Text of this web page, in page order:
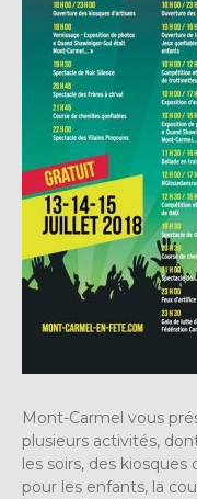
Mont-Carmel vous
plusieurs activités,
les soirs, des kiosques
pour les enfants, la